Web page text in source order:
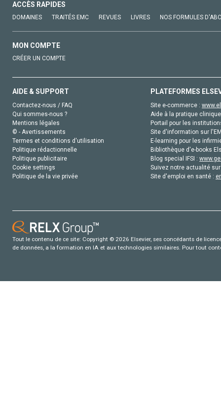
ACCÈS RAPIDES
DOMAINES TRAITÉS EMC REVUES LIVRES NOS FORMULES
MON COMPTE
CRÉER UN COMPTE
AIDE & SUPPORT
Contactez-nous / FAQ
Qui sommes-nous ?
Mentions légales
© - Avertissements
Termes et conditions d'utilisation
Politique rédactionnelle
Politique publicitaire
Cookie settings
Politique de la vie privée
PLATEFORMES
Site e-commerce :
Aide à la pratique
Portail pour les
Site d'information sur
E-learning pour les
Bibliothèque d'e-books
Blog special IFSI :
Suivez notre actualité
Site d'emploi en santé :
Tout le contenu de ce site: Copyright © 2026 Elsevier, ses concédants de
de données, a la formation en IA et aux technologies similaires. Pour tout